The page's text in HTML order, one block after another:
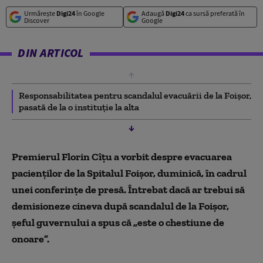
Urmărește Digi24în Google
Discover
Adaugă Digi24ca sursă preferată în
Google
DIN ARTICOL
Responsabilitatea pentru scandalul evacuării de la Foișor,
pasată de la o instituție la alta
Premierul Florin Cîțu a vorbit despre evacuarea
pacienților de la Spitalul Foișor, duminică, în cadrul
unei conferințe de presă. Întrebat dacă ar trebui să
demisioneze cineva după scandalul de la Foișor,
șeful guvernului a spus că „este o chestiune de
onoare”.